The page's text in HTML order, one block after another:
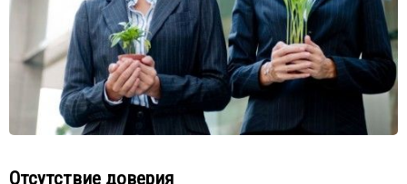
Отсутствие доверия